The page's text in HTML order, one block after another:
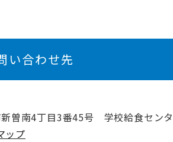
い合わせ先
曽南4丁目3番45号 学校給食セン
ップ